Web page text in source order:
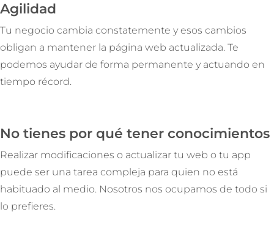
Agilidad
Tu negocio cambia constatemente y esos cambios
obligan a mantener la página web actualizada. Te
podemos ayudar de forma permanente y actuando en
tiempo récord.
No tienes por qué tener conocimientos
Realizar modificaciones o actualizar tu web o tu app
puede ser una tarea compleja para quien no está
habituado al medio. Nosotros nos ocupamos de todo si
lo prefieres.